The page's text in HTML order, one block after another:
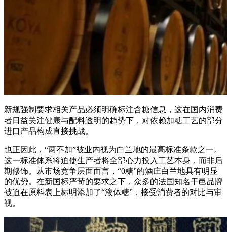
新规强制要求相关产品必须明确标注含糖信息，这在国内消费
者日益关注健康与配料透明的趋势下，对依赖加糖工艺的部分
进口产品构成直接挑战。
也正因此， “两不加”被业内视为白兰地的最高标准条款之一。
这一标准体系将迫使生产者将全部心力投入工艺本身，而非后
期修饰。从市场竞争层面而言，“0糖”的酒庄白兰地具有明显
的优势。 在新国标严苛的要求之下，众多的法国知名干邑品牌
被迫在原料表上标明添加了“液体糖”，接受消费者的对比与审
视。